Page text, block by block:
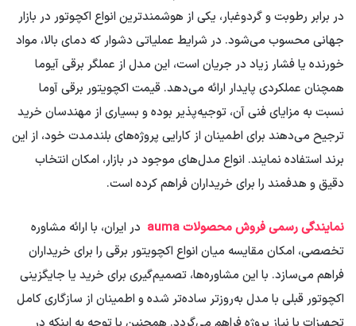
در برابر رطوبت و گردوغبار، یکی از هوشمندترین انواع اکچوتور در بازار
جهانی محسوب می‌شود. در شرایط عملیاتی دشوار که دمای بالا، مواد
خورنده یا فشار زیاد در جریان است، این مدل از عملگر برقی آیوما
همچنان عملکردی پایدار ارائه می‌دهد. قیمت اکچویتور برقی آوما
نسبت به مزایای فنی آن، توجیه‌پذیر بوده و بسیاری از مهندسان خرید
ترجیح می‌دهند برای اطمینان از کارایی پروژه‌های بلندمدت خود، از این
برند استفاده نمایند. انواع مدل‌های موجود در بازار، امکان انتخاب
دقیق و هدفمند را برای خریداران فراهم کرده است.
نمایندگی رسمی فروش محصولاتauma در ایران، با ارائه مشاوره
تخصصی، امکان مقایسه میان انواع اکچویتور برقی را برای خریداران
فراهم می‌سازد. با این مشاوره‌ها، تصمیم‌گیری برای خرید یا جایگزینی
اکچوتور قبلی با مدل به‌روزتر ساده‌تر شده و اطمینان از سازگاری کامل